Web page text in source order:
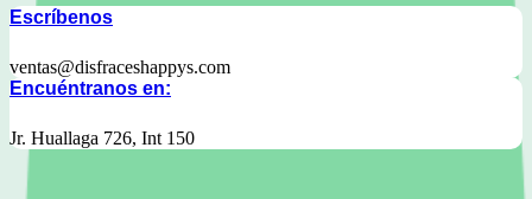
Escríbenos
ventas@disfraceshappys.com
Encuéntranos en:
Jr. Huallaga 726, Int 150